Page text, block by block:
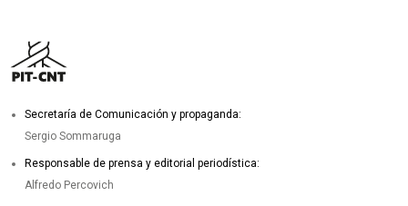
Secretaría de Comunicación y propaganda:
Sergio Sommaruga
Responsable de prensa y editorial periodística:
Alfredo Percovich